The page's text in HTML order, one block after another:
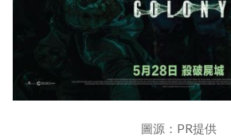
圖源：PR提供